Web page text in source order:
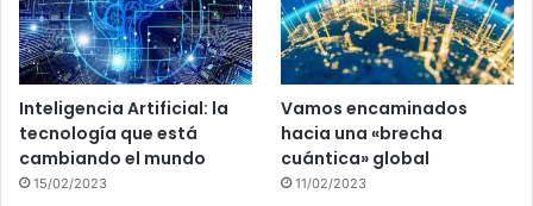
Inteligencia Artificial: la
tecnología que está
cambiando el mundo
15/02/2023
Vamos encaminados
hacia una «brecha
cuántica» global
11/02/2023